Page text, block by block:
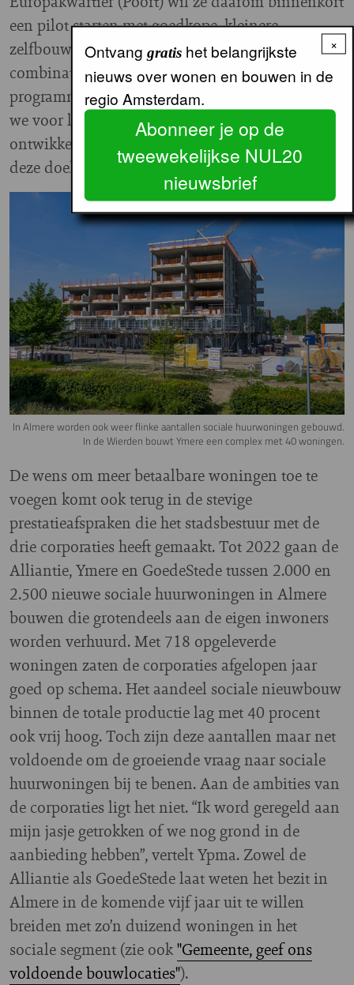
een pilot starten met goedkope, kleinere
zelfbouwkavels die worden aangeboden in
combinatie met een starterslening. “Het
programma ‘Ik Bouw Betaalbaar in Almere’ dat
we voor lagere inkomensgroepen hadden
ontwikkeld, is door de snelle prijsstijgingen voor
deze doelgroep buiten bereik geraakt.”
In Almere worden ook weer flinke aantallen sociale huurwoningen gebouwd.
In de Wierden bouwt Ymere een complex met 40 woningen.
De wens om meer betaalbare woningen toe te
voegen komt ook terug in de stevige
prestatieafspraken die het stadsbestuur met de
drie corporaties heeft gemaakt. Tot 2022 gaan de
Alliantie, Ymere en GoedeStede tussen 2.000 en
2.500 nieuwe sociale huurwoningen in Almere
bouwen die grotendeels aan de eigen inwoners
worden verhuurd. Met 718 opgeleverde
woningen zaten de corporaties afgelopen jaar
goed op schema. Het aandeel sociale nieuwbouw
binnen de totale productie lag met 40 procent
ook vrij hoog. Toch zijn deze aantallen maar net
voldoende om de groeiende vraag naar sociale
huurwoningen bij te benen. Aan de ambities van
de corporaties ligt het niet. “Ik word geregeld aan
mijn jasje getrokken of we nog grond in de
aanbieding hebben”, vertelt Ypma. Zowel de
Alliantie als GoedeStede laat weten het bezit in
Almere in de komende vijf jaar uit te willen
breiden met zo’n duizend woningen in het
sociale segment (zie ook"Gemeente, geef ons
voldoende bouwlocaties").
×
Ontvang gratishet belangrijkste
nieuws over wonen en bouwen in de
regio Amsterdam.
Abonneer je op de
tweewekelijkse NUL20
nieuwsbrief